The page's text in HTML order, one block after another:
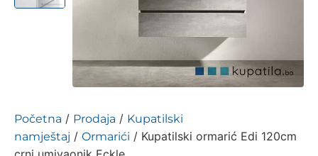
Početna / Prodaja / Kupatilski
namještaj / Ormarići / Kupatilski ormarić Edi 120cm